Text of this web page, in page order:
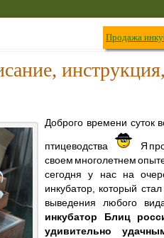
Продажа
Доброго времени суток
птицеводства
Я
своем многолетнем
сегодня у нас на
инкубатор, который
выведения любого
инкубатор Блиц
удивительно